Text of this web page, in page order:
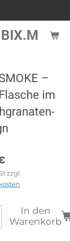
–
im
zzgl.
In den
Warenkorb